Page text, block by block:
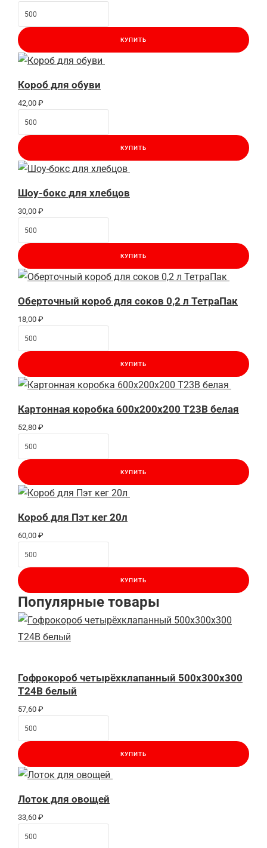
КУПИТЬ
Короб для обуви
42,00 ₽
КУПИТЬ
Шоу-бокс для хлебцов
30,00 ₽
КУПИТЬ
Оберточный короб для соков 0,2 л ТетраПак
18,00 ₽
КУПИТЬ
Картонная коробка 600x200x200 Т23B белая
52,80 ₽
КУПИТЬ
Короб для Пэт кег 20л
60,00 ₽
КУПИТЬ
Популярные товары
Гофрокороб четырёхклапанный 500х300х300
Т24В белый
57,60 ₽
КУПИТЬ
Лоток для овощей
33,60 ₽